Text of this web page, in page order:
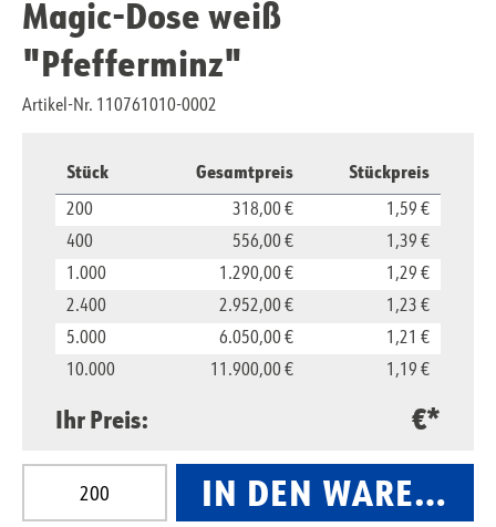
Magic-Dose weiß
"Pfefferminz"
Artikel-Nr. 110761010-0002
Stück Gesamtpreis Stückpreis
200 318,00 €
1,59 €
400
556,00 €
1,39 €
1.000
1.290,00 €
1,29 €
2.400
2.952,00 €
1,23 €
5.000
6.050,00 €
1,21 €
10.000
11.900,00 € 1,19 €
Ihr Preis: €*
Produkt Anzahl: Gib den gewünschten Wert ein
IN DEN